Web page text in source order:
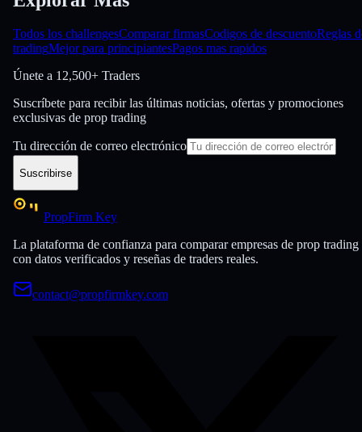
Todos los challengesComparar firmasCodigos de descuentoReglas
tradingMejor para principiantesPagos mas rapidos
Únete a 12,500+ Traders
Suscríbete para recibir las últimas noticias, ofertas y promociones
exclusivas de prop trading
Tu dirección de correo electrónico
Suscribirse
PropFirm Key
La plataforma de confianza para comparar empresas de prop trading
con datos verificados y reseñas de traders reales.
contact@propfirmkey.com